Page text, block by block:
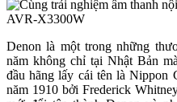
Denon là một trong những
năm không chỉ tại Nhật Bản
đầu hãng lấy cái tên là Nippon
năm 1910 bởi Frederick